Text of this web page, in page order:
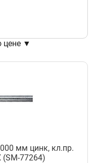
цене ▼
мм цинк, кл.пр.
(SM-77264)